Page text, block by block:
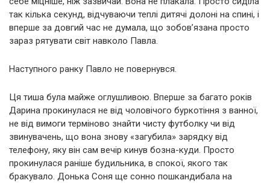
так кілька секунд, відчуваючи теплі дитячі долоні на спині, і
вперше за довгий час не думала, що зобов’язана просто
зараз рятувати світ навколо Павла.
Наступного ранку Павло не повернувся.
Ця тиша була майже оглушливою. Вперше за багато років
Дарина прокинулася не від чоловічого буркотіння з ванної,
не від вимоги терміново знайти чисту футболку чи від
звинувачень, що вона знову «загубила» зарядку від
телефону, яку він сам вечір кинув бозна-куди. Просто
прокинулася раніше будильника, в спокої, якого так
бракувало. Донька Соня ще сонно пошкандибала на